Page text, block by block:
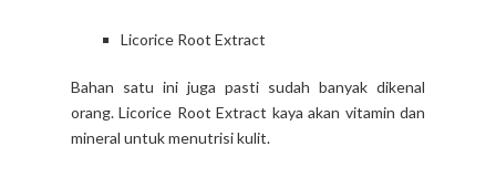
Licorice Root Extract
Bahan satu ini juga pasti sudah banyak dikenal
orang. Licorice Root Extract kaya akan vitamin dan
mineral untuk menutrisi kulit.